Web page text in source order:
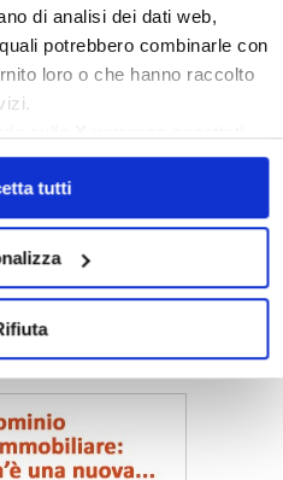
di analisi dei dati web,
potrebbero combinarle con
loro o che hanno raccolto
tutti
dati